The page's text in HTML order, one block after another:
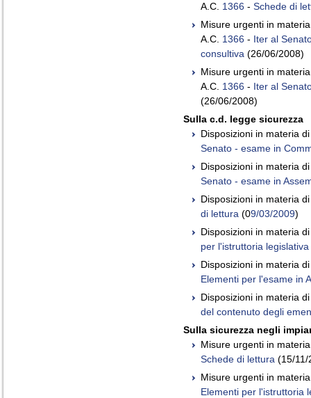
A.C. 1366 - Schede di
Misure urgenti in
A.C. 1366 - Iter al
consultiva (26/06/2008)
Misure urgenti in
A.C. 1366 - Iter al
(26/06/2008)
Sulla c.d. legge sicurezza
Disposizioni in materia
Senato - esame in
Disposizioni in materia
Senato - esame in
Disposizioni in materia
di lettura (09/03/2009)
Disposizioni in materia
per l'istruttoria legislativa
Disposizioni in materia
Elementi per l'esame in
Disposizioni in materia
del contenuto degli
Sulla sicurezza negli
Misure urgenti in
Schede di lettura (15/11/
Misure urgenti in
Elementi per l'istruttoria